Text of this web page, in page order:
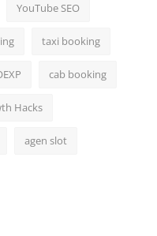
YouTube SEO
taxi booking
cab booking
Hacks
agen slot